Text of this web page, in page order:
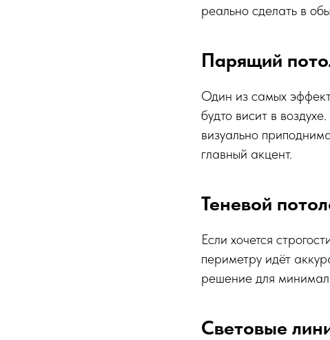
реально сделать в
Парящий
Один из самых
будто висит в воздухе.
визуально
главный акцент.
Теневой
Если хочется
периметру идёт
решение для
Световые